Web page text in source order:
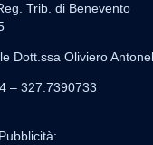
Trib. di Benevento
Dott.ssa Oliviero
– 327.7390733